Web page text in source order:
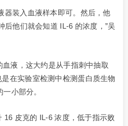
器装入血液样本即可。然后，他
后他们就会知道 IL-6 的浓度，”吴
液，这大约是从手指刺中抽取
在实验室检测中检测蛋白质生物
小部分。
16 皮克的 IL-6 浓度，低于指示败